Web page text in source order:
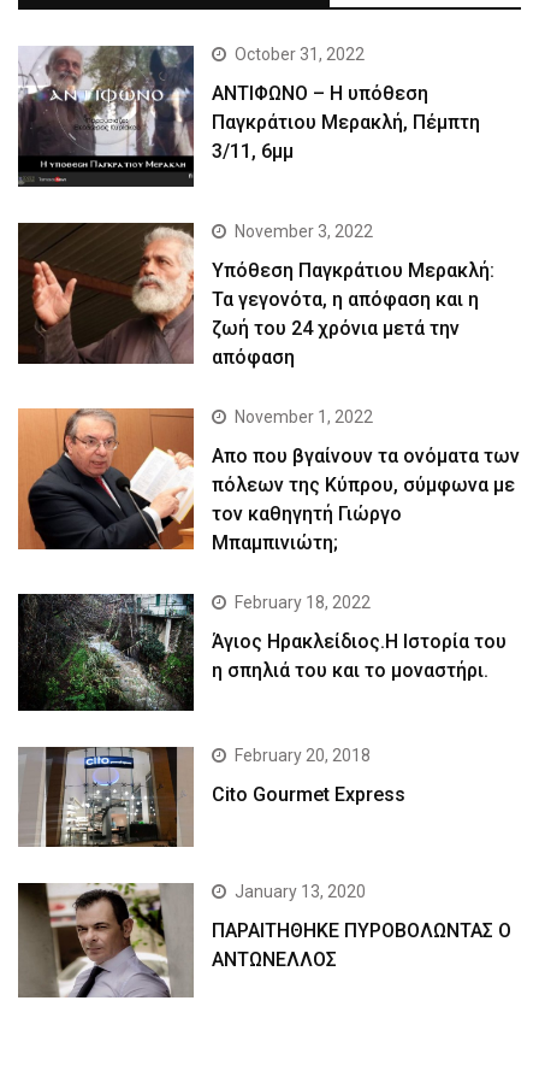
October 31, 2022
ΑΝΤΙΦΩΝΟ – Η υπόθεση
Παγκράτιου Μερακλή, Πέμπτη
3/11, 6μμ
November 3, 2022
Yπόθεση Παγκράτιου Μερακλή:
Τα γεγονότα, η απόφαση και η
ζωή του 24 χρόνια μετά την
απόφαση
November 1, 2022
Απο που βγαίνουν τα ονόματα των
πόλεων της Κύπρου, σύμφωνα με
τον καθηγητή Γιώργο
Μπαμπινιώτη;
February 18, 2022
Άγιος Ηρακλείδιος.Η Ιστορία του
η σπηλιά του και το μοναστήρι.
February 20, 2018
Cito Gourmet Express
January 13, 2020
ΠΑΡΑΙΤΗΘΗΚΕ ΠΥΡΟΒΟΛΩΝΤΑΣ Ο
ΑΝΤΩΝΕΛΛΟΣ